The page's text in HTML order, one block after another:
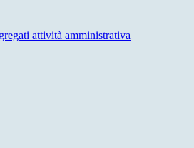
attività amministrativa